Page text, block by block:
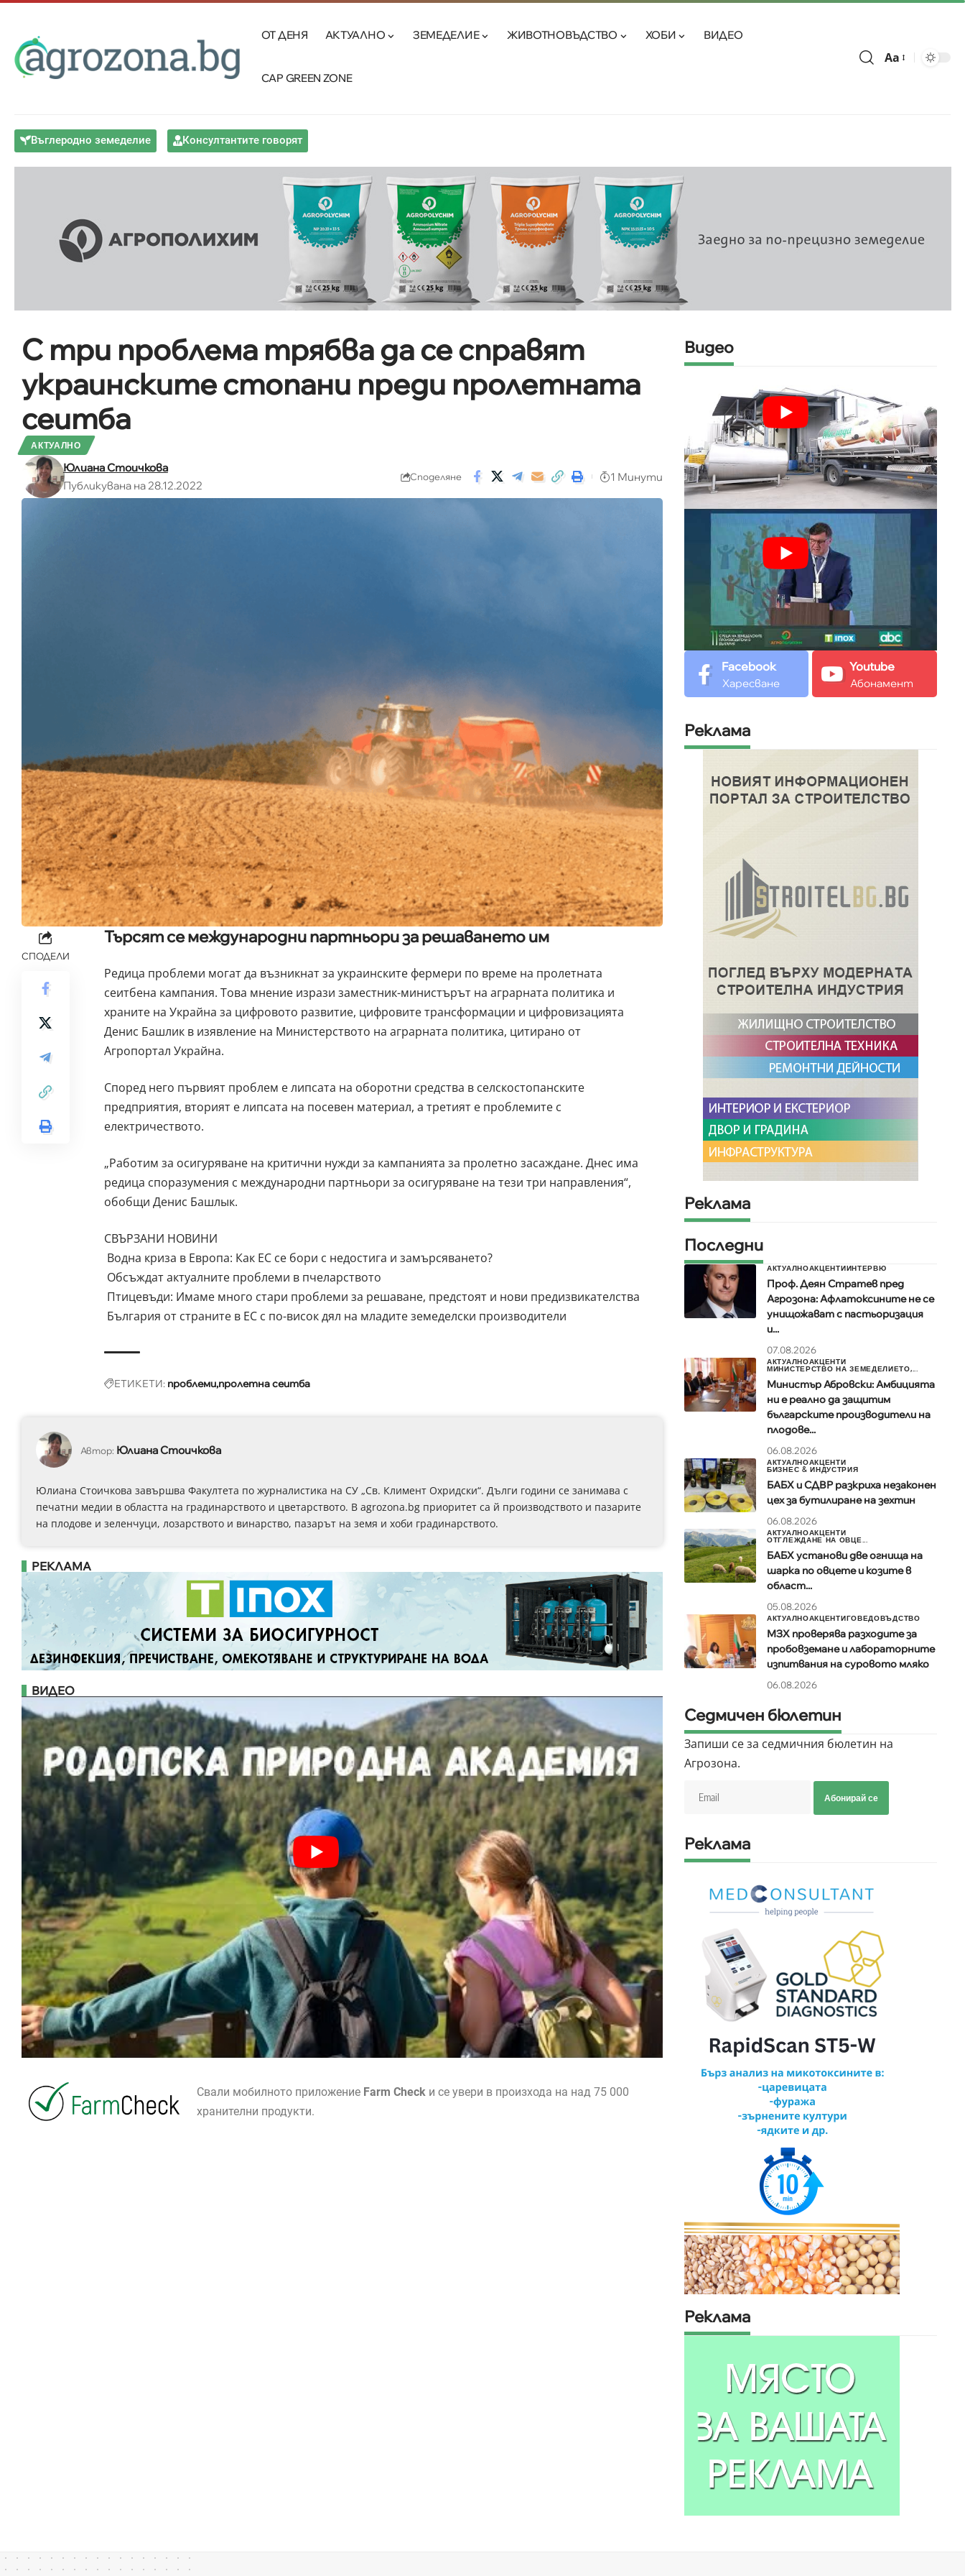
ОТ ДЕНЯ АКТУАЛНО ЗЕМЕДЕЛИЕ ЖИВОТНОВЪДСТВО ХОБИ ВИДЕО
CAP GREEN ZONE
Aa
Въглеродно земеделие Консултантите говорят
С три проблема трябва да се справят
украинските стопани преди пролетната
сеитба
АКТУАЛНО
Юлиана Стоичкова
Публикувана на 28.12.2022
Споделяне 1 Минути
СПОДЕЛИ
Търсят се международни партньори за решаването им
Редица проблеми могат да възникнат за украинските фермери по време на пролетната
сеитбена кампания. Това мнение изрази заместник-министърът на аграрната политика и
храните на Украйна за цифровото развитие, цифровите трансформации и цифровизацията
Денис Башлик в изявление на Министерството на аграрната политика, цитирано от
Агропортал Украйна.
Според него първият проблем е липсата на оборотни средства в селскостопанските
предприятия, вторият е липсата на посевен материал, а третият е проблемите с
електричеството.
„Работим за осигуряване на критични нужди за кампанията за пролетно засаждане. Днес има
редица споразумения с международни партньори за осигуряване на тези три направления“,
обобщи Денис Башлык.
СВЪРЗАНИ НОВИНИ
Водна криза в Европа: Как ЕС се бори с недостига и замърсяването?
Обсъждат актуалните проблеми в пчеларството
Птицевъди: Имаме много стари проблеми за решаване, предстоят и нови предизвикателства
България от страните в ЕС с по-висок дял на младите земеделски производители
ЕТИКЕТИ: проблемипролетна сеитба
Автор: Юлиана Стоичкова
Юлиана Стоичкова завършва Факултета по журналистика на СУ „Св. Климент Охридски“. Дълги години се занимава с
печатни медии в областта на градинарството и цветарството. В agrozona.bg приоритет са й производството и пазарите
на плодове и зеленчуци, лозарството и винарство, пазарът на земя и хоби градинарството.
РЕКЛАМА
ВИДЕО
Свали мобилното приложение Farm Check и се увери в произхода на над 75 000
хранителни продукти.
Видео
Facebook
Харесване
Youtube
Абонамент
Реклама
Реклама
Последни
АКТУАЛНОАКЦЕНТИИНТЕРВЮ
Проф. Деян Стратев пред
Агрозона: Афлатоксините не се
унищожават с пастьоризация
и...
07.08.2026
АКТУАЛНОАКЦЕНТИ
МИНИСТЕРСТВО НА ЗЕМЕДЕЛИЕТО,...
Министър Абровски: Амбицията
ни е реално да защитим
българските производители на
плодове...
06.08.2026
АКТУАЛНОАКЦЕНТИ
БИЗНЕС & ИНДУСТРИЯ
БАБХ и СДВР разкриха незаконен
цех за бутилиране на зехтин
06.08.2026
АКТУАЛНОАКЦЕНТИ
ОТГЛЕЖДАНЕ НА ОВЦЕ...
БАБХ установи две огнища на
шарка по овцете и козите в
област...
05.08.2026
АКТУАЛНОАКЦЕНТИГОВЕДОВЪДСТВО
МЗХ проверява разходите за
пробовземане и лабораторните
изпитвания на суровото мляко
06.08.2026
Седмичен бюлетин
Запиши се за седмичния бюлетин на
Агрозона.
Абонирай се
Реклама
Реклама